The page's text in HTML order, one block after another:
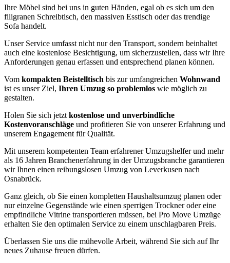
Ihre Möbel sind bei uns in guten Händen, egal ob es sich um den
filigranen Schreibtisch, den massiven Esstisch oder das trendige
Sofa handelt.
Unser Service umfasst nicht nur den Transport, sondern beinhaltet
auch eine kostenlose Besichtigung, um sicherzustellen, dass wir Ihre
Anforderungen genau erfassen und entsprechend planen können.
Vom kompakten Beistelltisch bis zur umfangreichen Wohnwand
ist es unser Ziel, Ihren Umzug so problemlos wie möglich zu
gestalten.
Holen Sie sich jetzt kostenlose und unverbindliche
Kostenvoranschläge und profitieren Sie von unserer Erfahrung und
unserem Engagement für Qualität.
Mit unserem kompetenten Team erfahrener Umzugshelfer und mehr
als 16 Jahren Branchenerfahrung in der Umzugsbranche garantieren
wir Ihnen einen reibungslosen Umzug von Leverkusen nach
Osnabrück.
Ganz gleich, ob Sie einen kompletten Haushaltsumzug planen oder
nur einzelne Gegenstände wie einen sperrigen Trockner oder eine
empfindliche Vitrine transportieren müssen, bei Pro Move Umzüge
erhalten Sie den optimalen Service zu einem unschlagbaren Preis.
Überlassen Sie uns die mühevolle Arbeit, während Sie sich auf Ihr
neues Zuhause freuen dürfen.